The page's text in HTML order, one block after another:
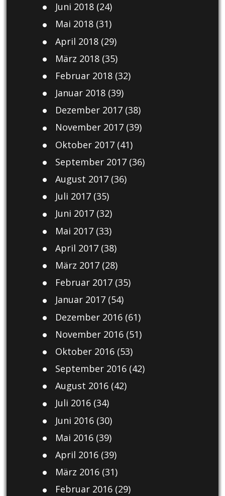
Juni 2018(24)
Mai 2018(31)
April 2018(29)
März 2018(35)
Februar 2018(32)
Januar 2018(39)
Dezember 2017(38)
November 2017(39)
Oktober 2017(41)
September 2017(36)
August 2017(36)
Juli 2017(35)
Juni 2017(32)
Mai 2017(33)
April 2017(38)
März 2017(28)
Februar 2017(35)
Januar 2017(54)
Dezember 2016(61)
November 2016(51)
Oktober 2016(53)
September 2016(42)
August 2016(42)
Juli 2016(34)
Juni 2016(30)
Mai 2016(39)
April 2016(39)
März 2016(31)
Februar 2016(29)